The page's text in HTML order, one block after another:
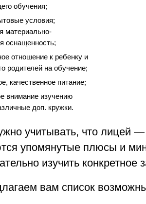
обучения;
условия;
материально-
оснащенность;
отношение к ребенку и
родителей на обучение;
качественное питание;
внимание изучению
доп. кружки.
учитывать, что лицей
упомянутые плюсы и
изучить конкретное
вам список